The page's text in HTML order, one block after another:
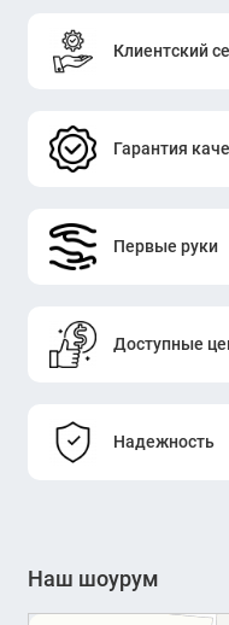
Клиентский
Гарантия
Первые руки
Доступные
Надежность
Наш шоурум